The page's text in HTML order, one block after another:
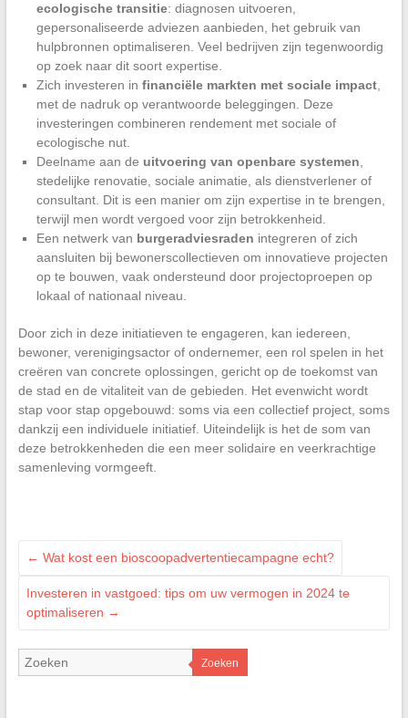
ecologische transitie: diagnosen uitvoeren,
gepersonaliseerde adviezen aanbieden, het gebruik van
hulpbronnen optimaliseren. Veel bedrijven zijn tegenwoordig
op zoek naar dit soort expertise.
Zich investeren in financiële markten met sociale impact,
met de nadruk op verantwoorde beleggingen. Deze
investeringen combineren rendement met sociale of
ecologische nut.
Deelname aan de uitvoering van openbare systemen
stedelijke renovatie, sociale animatie, als dienstverlener of
consultant. Dit is een manier om zijn expertise in te brengen,
terwijl men wordt vergoed voor zijn betrokkenheid.
Een netwerk van burgeradviesraden integreren of zich
aansluiten bij bewonerscollectieven om innovatieve projecten
op te bouwen, vaak ondersteund door projectoproepen op
lokaal of nationaal niveau.
Door zich in deze initiatieven te engageren, kan iedereen,
bewoner, verenigingsactor of ondernemer, een rol spelen in het
creëren van concrete oplossingen, gericht op de toekomst van
de stad en de vitaliteit van de gebieden. Het evenwicht wordt
stap voor stap opgebouwd: soms via een collectief project, soms
dankzij een individuele initiatief. Uiteindelijk is het de som van
deze betrokkenheden die een meer solidaire en veerkrachtige
samenleving vormgeeft.
← Wat kost een bioscoopadvertentiecampagne echt?
Investeren in vastgoed: tips om uw vermogen in 2024 te
optimaliseren →
Zoeken